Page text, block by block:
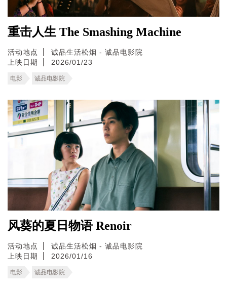
重击人生 The Smashing Machine
活动地点
诚品生活松烟 - 诚品电影院
上映日期
2026/01/23
电影 诚品电影院
风葵的夏日物语 Renoir
活动地点
诚品生活松烟 - 诚品电影院
上映日期
2026/01/16
电影 诚品电影院